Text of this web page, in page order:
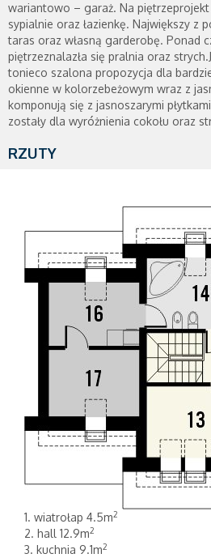
wariantowo – garaż. Na
sypialnie oraz łazienkę. Największy z
taras oraz własną garderobę. Ponad
piętrzeznalazła się pralnia oraz
tonieco szalona propozycja dla
okienne w kolorzebeżowym wraz z
komponują się z jasnoszarymi
zostały dla wyróżnienia cokołu oraz
RZUTY
1. wiatrołap 4.5m2
2. hall 12.9m2
3. kuchnia 9.1m2